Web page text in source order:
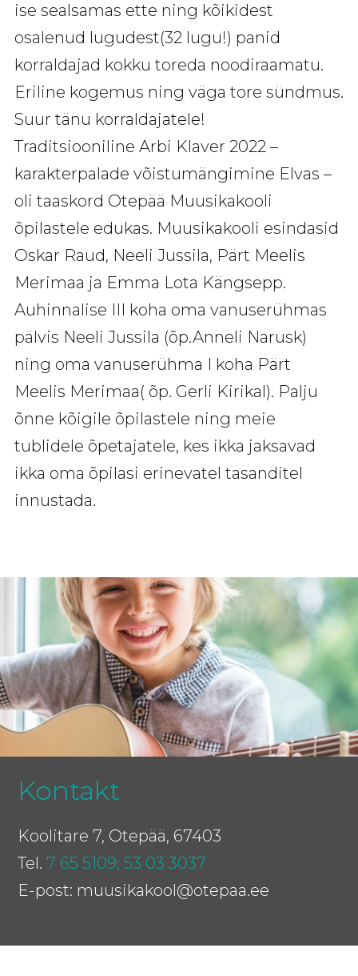
ise sealsamas ette ning kõikidest
osalenud lugudest(32 lugu!) panid
korraldajad kokku toreda noodiraamatu.
Eriline kogemus ning väga tore sündmus.
Suur tänu korraldajatele!
Traditsiooniline Arbi Klaver 2022 –
karakterpalade võistumängimine Elvas –
oli taaskord Otepää Muusikakooli
õpilastele edukas. Muusikakooli esindasid
Oskar Raud, Neeli Jussila, Pärt Meelis
Merimaa ja Emma Lota Kängsepp.
Auhinnalise
koha oma vanuserühmas
pälvis Neeli Jussila (õp.Anneli Narusk)
ning oma vanuserühma I koha Pärt
Meelis Merimaa( õp. Gerli Kirikal). Palju
õnne kõigile õpilastele ning meie
tublidele õpetajatele, kes ikka jaksavad
ikka oma õpilasi erinevatel tasanditel
innustada.
Kontakt
Koolitare 7, Otepää, 67403
Tel. 7 65 5109; 53 03 3037
E-post: muusikakool@otepaa.ee